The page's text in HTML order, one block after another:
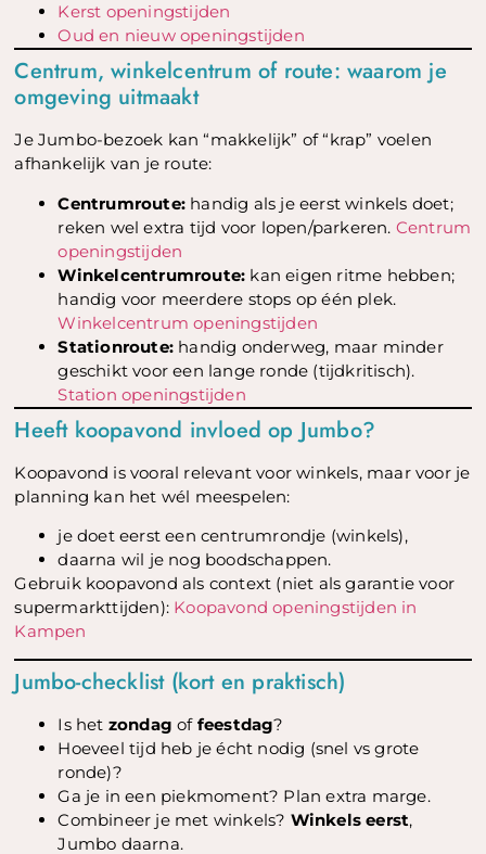
Kerst openingstijden
Oud en nieuw openingstijden
Centrum, winkelcentrum of route: waarom je
omgeving uitmaakt
Je Jumbo-bezoek kan “makkelijk” of “krap” voelen
afhankelijk van je route:
Centrumroute: handig als je eerst winkels doet;
reken wel extra tijd voor lopen/parkeren. Centrum
openingstijden
Winkelcentrumroute: kan eigen ritme hebben;
handig voor meerdere stops op één plek.
Winkelcentrum openingstijden
Stationroute: handig onderweg, maar minder
geschikt voor een lange ronde (tijdkritisch).
Station openingstijden
Heeft koopavond invloed op Jumbo?
Koopavond is vooral relevant voor winkels, maar voor je
planning kan het wél meespelen:
je doet eerst een centrumrondje (winkels),
daarna wil je nog boodschappen.
Gebruik koopavond als context (niet als garantie voor
supermarkttijden): Koopavond openingstijden in
Kampen
Jumbo-checklist (kort en praktisch)
Is het zondag of feestdag?
Hoeveel tijd heb je écht nodig (snel vs grote
ronde)?
Ga je in een piekmoment? Plan extra marge.
Combineer je met winkels? Winkels eerst,
Jumbo daarna.